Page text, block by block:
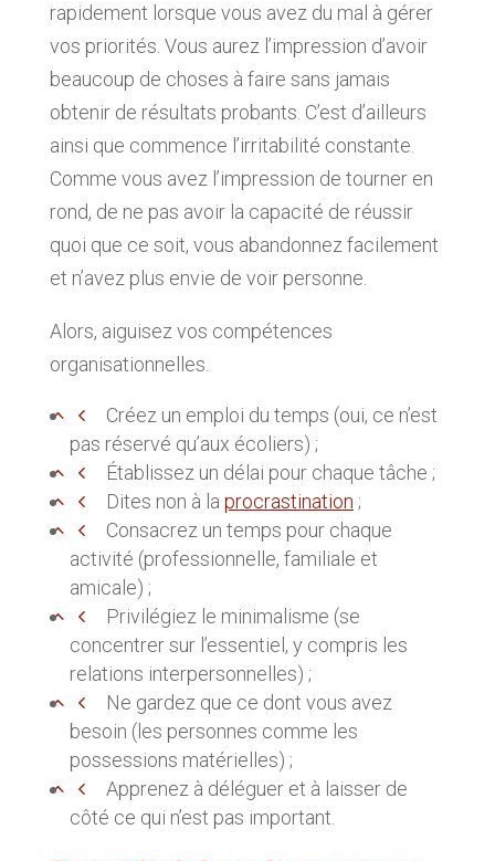
rapidement lorsque vous avez du mal à gérer
vos priorités. Vous aurez l’impression d’avoir
beaucoup de choses à faire sans jamais
obtenir de résultats probants. C’est d’ailleurs
ainsi que commence l’irritabilité constante.
Comme vous avez l’impression de tourner en
rond, de ne pas avoir la capacité de réussir
quoi que ce soit, vous abandonnez facilement
et n’avez plus envie de voir personne.
Alors, aiguisez vos compétences
organisationnelles.
Créez un emploi du temps (oui, ce n’est
pas réservé qu’aux écoliers) ;
Établissez un délai pour chaque tâche ;
Dites non à la procrastination ;
Consacrez un temps pour chaque
activité (professionnelle, familiale et
amicale) ;
Privilégiez le minimalisme (se
concentrer sur l’essentiel, y compris les
relations interpersonnelles) ;
Ne gardez que ce dont vous avez
besoin (les personnes comme les
possessions matérielles) ;
Apprenez à déléguer et à laisser de
côté ce qui n’est pas important.